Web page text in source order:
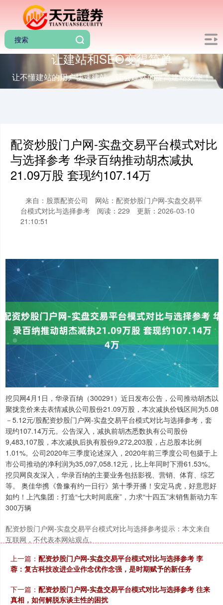
让建站和SEO变得简单
让不懂建站的用户快速建站，让会建站的提高建站效率！
配资炒股门户网-实盘交易平台模式对比
与选择参考 华录百纳推动胡杰减执
21.09万股 套现约107.14万
来自：股票配资公司
网站：配资炒股门户网-实盘交易平
台模式对比与选择参考
阅读：229
更新：2026-03-10
21:10:51
挖贝网4月1日，华录百纳（300291）近日发布公告，公司推动胡杰以
聚拢竞价来去表情减执公司股份21.09万股，本次减执价钱区间为5.08
－5.12元/股配资炒股门户网-实盘交易平台模式对比与选择参考，套
现约107.14万元。公告深入，减执前胡杰悉数执有公司股份
9,483,107股，本次减执后执有股份9,272,203股，占总股本比例
1.01%。公司2020年三季度论述深入，2020年前三季度公司包摄于上
市公司推动的净利润为35,097,058.12元，比上年同时下滑61.53%。
挖贝网良友深入，华录百纳的主要业务包括影视、营销、体育、综艺
等。 奥佳华携《鲁豫有约一日行》第十季开播！安定马虎，好意思好
如约！上汽集团：打造“七大时间底座”，力求“十四五”末销售新动力车
300万辆
配资炒股门户网-实盘交易平台模式对比与选择参考提示：本文来自
互联网，不代表本网站观点。
上一篇： 配资炒股门户网-实盘交易平台模式对比与选择参考 李
蓉：复古科技改进企业作念优作念强，是时期赋予的新任务
下一篇： 配资炒股门户网-实盘交易平台模式对比与选择参考 往来
真相，如何解脱东谈主性的困扰